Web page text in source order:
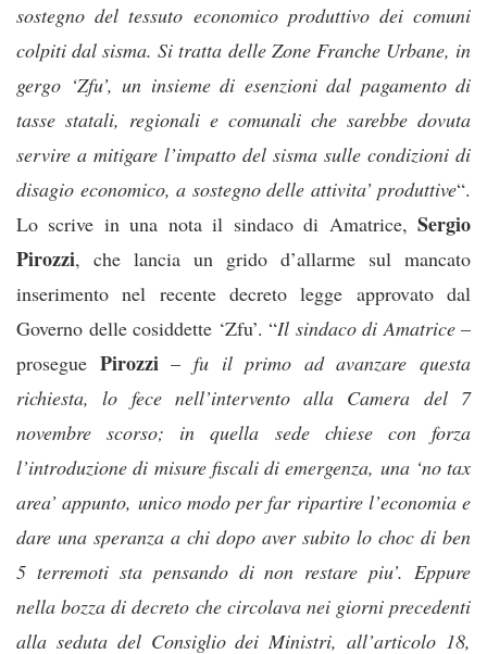
sostegno del tessuto economico produttivo dei comuni
colpiti dal sisma. Si tratta delle Zone Franche Urbane, in
gergo ‘Zfu’, un insieme di esenzioni dal pagamento di
tasse statali, regionali e comunali che sarebbe dovuta
servire a mitigare l’impatto del sisma sulle condizioni di
disagio economico, a sostegno delle attivita’ produttive“.
Lo scrive in una nota il sindaco di Amatrice, Sergio
Pirozzi, che lancia un grido d’allarme sul mancato
inserimento nel recente decreto legge approvato dal
Governo delle cosiddette ‘Zfu’. “Il sindaco di Amatrice–
prosegue Pirozzi– fu il primo ad avanzare questa
richiesta, lo fece nell’intervento alla Camera del 7
novembre scorso; in quella sede chiese con forza
l’introduzione di misure fiscali di emergenza, una ‘no tax
area’ appunto, unico modo per far ripartire l’economia e
dare una speranza a chi dopo aver subito lo choc di ben
5 terremoti sta pensando di non restare piu’. Eppure
nella bozza di decreto che circolava nei giorni precedenti
alla seduta del Consiglio dei Ministri, all’articolo 18,